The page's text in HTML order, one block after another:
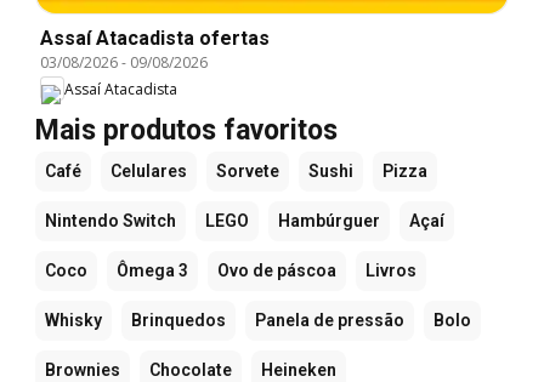
Assaí Atacadista ofertas
03/08/2026- 09/08/2026
Assaí Atacadista
Mais produtos favoritos
Café Celulares Sorvete Sushi Pizza
Nintendo Switch LEGO Hambúrguer Açaí
Coco Ômega 3 Ovo de páscoa Livros
Whisky Brinquedos Panela de pressão Bolo
Brownies Chocolate Heineken